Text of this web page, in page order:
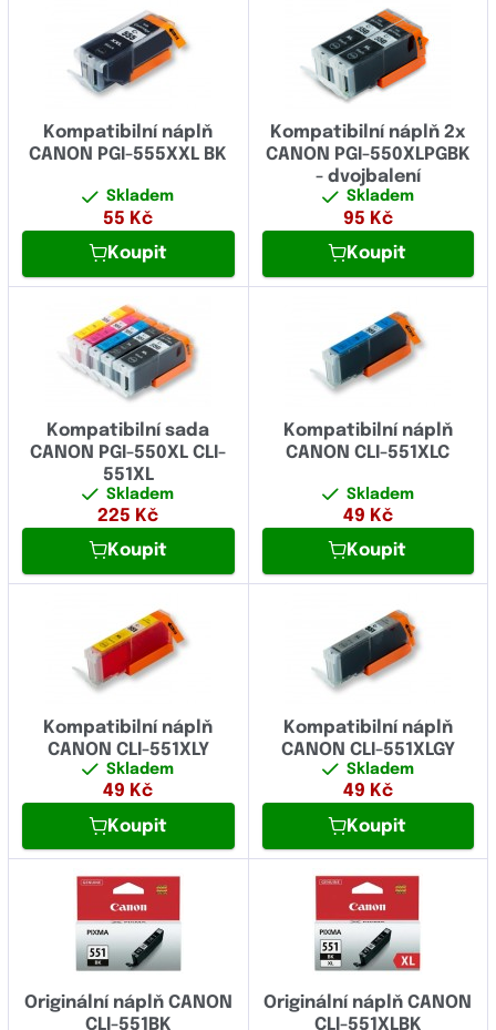
Kompatibilní náplň
CANON PGI-555XXL BK
Skladem
55 Kč
Koupit
Kompatibilní náplň 2x
CANON PGI-550XLPGBK
- dvojbalení
Skladem
95 Kč
Koupit
Kompatibilní sada
CANON PGI-550XL CLI-
551XL
Skladem
225 Kč
Koupit
Kompatibilní náplň
CANON CLI-551XLC
Skladem
49 Kč
Koupit
Kompatibilní náplň
CANON CLI-551XLY
Skladem
49 Kč
Koupit
Kompatibilní náplň
CANON CLI-551XLGY
Skladem
49 Kč
Koupit
Originální náplň CANON
CLI-551BK
Originální náplň CANON
CLI-551XLBK